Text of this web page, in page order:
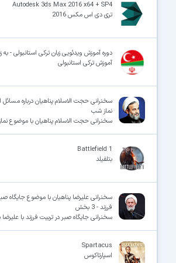
Autodesk 3ds Max 2016 x64 + SP4
تری‌ دی‌ اس‌ مکس 2016
دوره آموزش ویدئویی زبان ترکی استانبولی - به
آموزش ترکی استانبولی
سخنرانی حجت الاسلام پناهیان درباره
نماز شب
سخنرانی حجت الاسلام پناهیان با موضوع
Battlefield 1
بتلفیلد
سخنرانی علیرضا پناهیان با موضوع جایگاه
فرزند - 3 بخش
سخنرانی جایگاه صبر در تربیت فرزند با علیرضا
Spartacus
اسپارتاکوس